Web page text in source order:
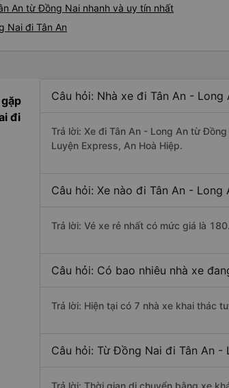
An từ Đồng Nai nhanh và uy tín nhất
Nai đi Tân An
đi
Câu hỏi: Nhà xe đi Tân An -
Trả lời: Xe đi Tân An - Long An từ
Luyện Express, An Hoà Hiệp.
Câu hỏi: Xe nào đi Tân An - Long
Trả lời: Vé xe rẻ nhất có mức giá là
Câu hỏi: Có bao nhiêu nhà xe
Trả lời: Hiện tại có 7 nhà xe khai thác
Câu hỏi: Từ Đồng Nai đi Tân An